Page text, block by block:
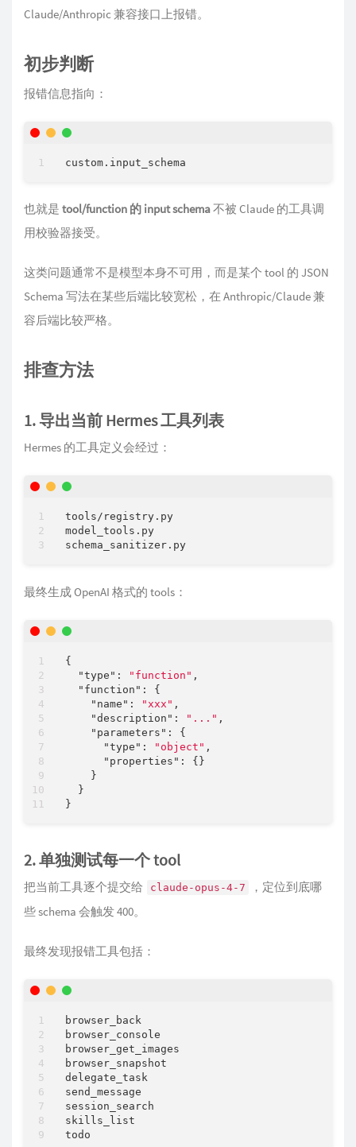
Claude/Anthropic 兼容接口上报错。
初步判断
报错信息指向：
也就是 tool/function 的 input schema不被 Claude 的工具调
用校验器接受。
这类问题通常不是模型本身不可用，而是某个 tool 的 JSON
Schema 写法在某些后端比较宽松，在 Anthropic/Claude 兼
容后端比较严格。
排查方法
1. 导出当前 Hermes 工具列表
Hermes 的工具定义会经过：
tools/registry.py
model_tools.py
最终生成 OpenAI 格式的 tools：
{
"type" : "function" ,
"function" : {
"name" : "xxx" ,
"description" : "..." ,
"parameters" : {
"type" : "object" ,
"properties" : {}
    }
  }
2. 单独测试每一个 tool
把当前工具逐个提交给 claude-opus-4-7
，定位到底哪
些 schema 会触发 400。
最终发现报错工具包括：
browser_back
browser_console
browser_get_images
browser_snapshot
delegate_task
send_message
session_search
skills_list